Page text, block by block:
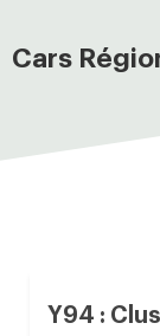
Cars
Y94 :